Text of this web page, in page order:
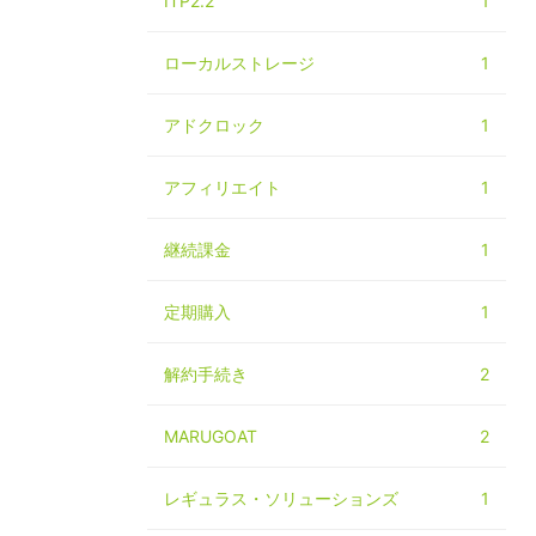
ローカルストレージ 1
アドクロック 1
アフィリエイト 1
継続課金 1
定期購入 1
解約手続き 2
MARUGOAT 2
レギュラス・ソリューションズ 1